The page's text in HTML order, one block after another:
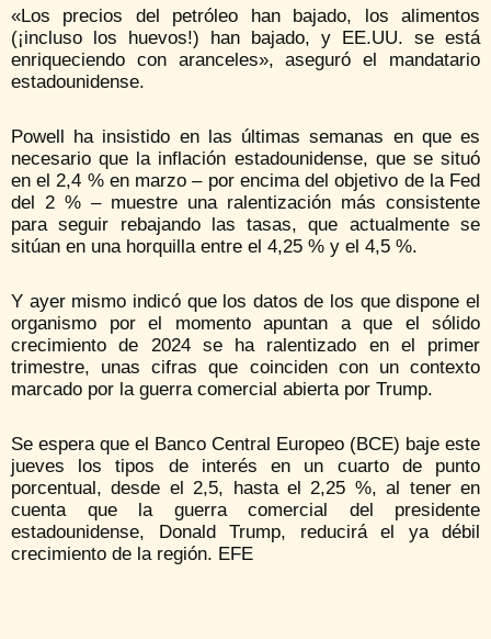
«Los precios del petróleo han bajado, los alimentos
(¡incluso los huevos!) han bajado, y EE.UU. se está
enriqueciendo con aranceles», aseguró el mandatario
estadounidense.
Powell ha insistido en las últimas semanas en que es
necesario que la inflación estadounidense, que se situó
en el 2,4 % en marzo – por encima del objetivo de la Fed
del 2 % – muestre una ralentización más consistente
para seguir rebajando las tasas, que actualmente se
sitúan en una horquilla entre el 4,25 % y el 4,5 %.
Y ayer mismo indicó que los datos de los que dispone el
organismo por el momento apuntan a que el sólido
crecimiento de 2024 se ha ralentizado en el primer
trimestre, unas cifras que coinciden con un contexto
marcado por la guerra comercial abierta por Trump.
Se espera que el Banco Central Europeo (BCE) baje este
jueves los tipos de interés en un cuarto de punto
porcentual, desde el 2,5, hasta el 2,25 %, al tener en
cuenta que la guerra comercial del presidente
estadounidense, Donald Trump, reducirá el ya débil
crecimiento de la región. EFE